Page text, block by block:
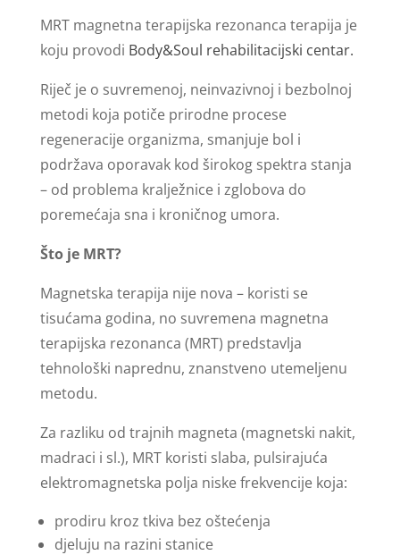
MRT magnetna terapijska rezonanca terapija je
koju provodi Body&Soul rehabilitacijski centar.
Riječ je o suvremenoj, neinvazivnoj i bezbolnoj
metodi koja potiče prirodne procese
regeneracije organizma, smanjuje bol i
podržava oporavak kod širokog spektra stanja
– od problema kralježnice i zglobova do
poremećaja sna i kroničnog umora.
Što je MRT?
Magnetska terapija nije nova – koristi se
tisućama godina, no suvremena magnetna
terapijska rezonanca (MRT) predstavlja
tehnološki naprednu, znanstveno utemeljenu
metodu.
Za razliku od trajnih magneta (magnetski nakit,
madraci i sl.), MRT koristi slaba, pulsirajuća
elektromagnetska polja niske frekvencije koja:
prodiru kroz tkiva bez oštećenja
djeluju na razini stanice